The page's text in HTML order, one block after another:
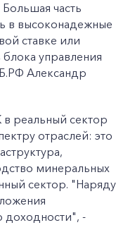
часть
в высоконадежные
ставке или
управления
Александр
реальный сектор
отраслей: это
минеральных
сектор. "Наряду
-